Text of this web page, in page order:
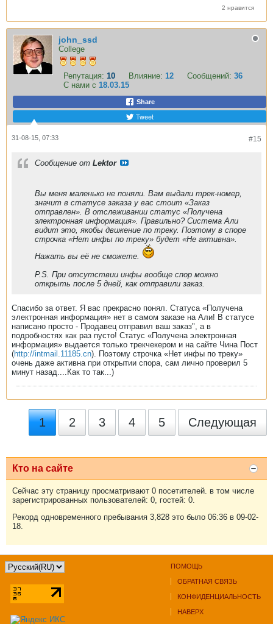
2 нравится
john_ssd
College
Репутация: 10 Влияние: 12 Сообщений: 36
С нами с 18.03.15
Share
Tweet
#15
31-08-15, 07:33
Сообщение от Lektor
Вы меня маленько не поняли. Вам выдали трек-номер,
значит в статусе заказа у вас стоит «Заказ
отправлен». В отслеживании статус «Получена
электронная информация». Правильно? Система Али
видит это, якобы движение по треку. Поэтому в споре
строчка «Нет инфы по треку» будет «Не активна».
Нажать вы её не сможете.
P.S. При отсутствии инфы вообще спор можно
открыть после 5 дней, как отправили заказ.
Спасибо за ответ. Я вас прекрасно понял. Статуса «Получена
электронная информация» нет в самом заказе на Али! В статусе
написано просто - Продавец отправил ваш заказ", а в
подробностях как раз пусто! Статус «Получена электронная
информация» выдается только трекчекером и на сайте Чина Пост
(http://intmail.11185.cn). Поэтому строчка «Нет инфы по треку»
очень даже активна при открытии спора, сам лично проверил 5
минут назад....Как то так...)
1 2 3 4 5 Следующая
Кто на сайте
Сейчас эту страницу просматривают 0 посетителей. в том числе
зарегистрированных пользователей: 0, гостей: 0.
Рекорд одновременного пребывания 3,828 это было 06:36 в 09-02-
18.
ПОМОЩЬ
ОБРАТНАЯ СВЯЗЬ
КОНФИДЕНЦИАЛЬНОСТЬ
НАВЕРХ